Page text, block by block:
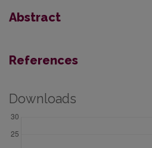
Abstract
References
Downloads